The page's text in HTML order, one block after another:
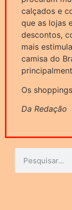
calçados e
que as lojas
descontos,
mais
camisa do
Os
Da Redação